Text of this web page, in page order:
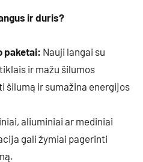
ir duris?
paketai: Nauji langai su
ir mažu šilumos
šilumą ir sumažina energijos
aliuminiai ar mediniai
gali žymiai pagerinti